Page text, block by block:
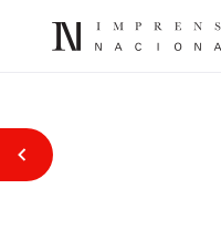
Voltar atrás